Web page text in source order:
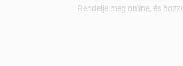
Rendelje meg online, és